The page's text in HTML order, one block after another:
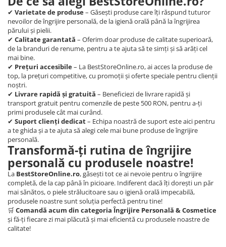
✔ Varietate de produse– Găsești produse care îți răspund tuturor
nevoilor de îngrijire personală, de la igienă orală până la îngrijirea
părului și pielii.
✔ Calitate garantată – Oferim doar produse de calitate superioară,
de la branduri de renume, pentru a te ajuta să te simți și să arăți cel
mai bine.
✔ Prețuri accesibile– La BestStoreOnline.ro, ai acces la produse de
top, la prețuri competitive, cu promoții și oferte speciale pentru clienții
noștri.
✔ Livrare rapidă și gratuită – Beneficiezi de livrare rapidă și
transport gratuit pentru comenzile de peste 500 RON, pentru a-ți
primi produsele cât mai curând.
✔ Suport clienți dedicat– Echipa noastră de suport este aici pentru
a te ghida și a te ajuta să alegi cele mai bune produse de îngrijire
personală.
Transformă-ți rutina de îngrijire
personală cu produsele noastre!
La BestStoreOnline.ro, găsești tot ce ai nevoie pentru o îngrijire
completă, de la cap până în picioare. Indiferent dacă îți dorești un păr
mai sănătos, o piele strălucitoare sau o igienă orală impecabilă,
produsele noastre sunt soluția perfectă pentru tine!
🛒 Comandă acum din categoria Îngrijire Personală & Cosmetice
și fă-ți fiecare zi mai plăcută și mai eficientă cu produsele noastre de
calitate!